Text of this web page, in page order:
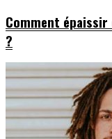
Comment épaissir
?